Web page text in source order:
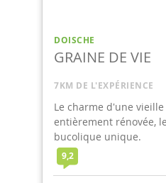
DOISCHE
GRAINE DE VIE
7KM DE L'EXPÉRIENCE
Le charme d'une
entièrement rénovée,
bucolique unique.
9,2